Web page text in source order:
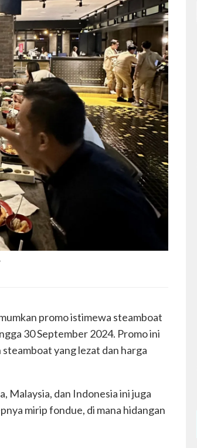
promo istimewa steamboat
30 September 2024. Promo ini
yang lezat dan harga
Malaysia, dan Indonesia ini juga
mirip fondue, di mana hidangan